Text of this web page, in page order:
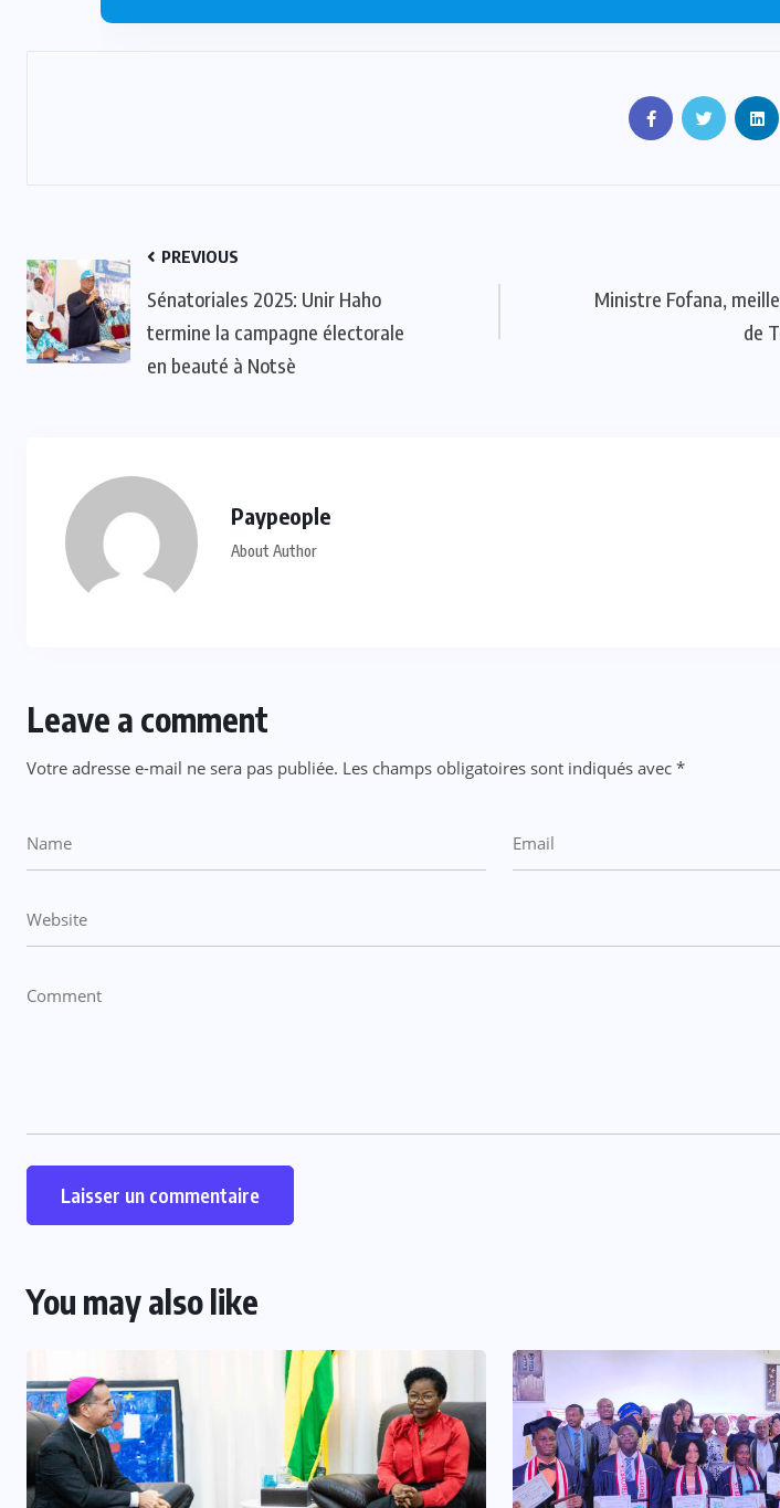
PREVIOUS
Sénatoriales 2025: Unir Haho
termine la campagne électorale
en beauté à Notsè
Ministre Fofana,
de
Paypeople
About Author
Leave a comment
Votre adresse e-mail ne sera pas publiée. Les champs obligatoires sont indiqués avec *
You may also like